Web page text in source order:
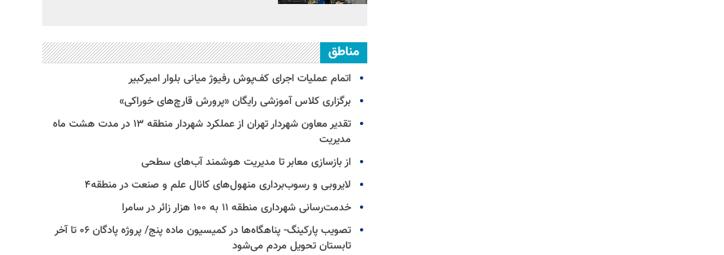
مناطق
اتمام عملیات اجرای کف‌پوش رفیوژ میانی بلوار امیرکبیر
برگزاری کلاس آموزشی رایگان «پرورش قارچ‌های خوراکی»
تقدیر معاون شهردار تهران از عملکرد شهردار منطقه ۱۳ در مدت هشت ماه
مدیریت
از بازسازی معابر تا مدیریت هوشمند آب‌های سطحی
لایروبی و رسوب‌برداری منهول‌های کانال علم و صنعت در منطقه۴
خدمت‌رسانی شهرداری منطقه ۱۱ به ۱۰۰ هزار زائر در سامرا
تصویب پارکینگ- پناهگاه‌ها در کمیسیون ماده پنج/ پروژه پادگان ۰۶ تا آخر
تابستان تحویل مردم می‌شود